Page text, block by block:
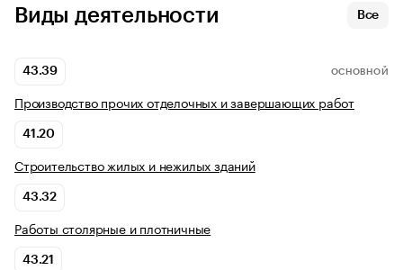
Виды деятельности Все
43.39 ОСНОВНОЙ
Производство прочих отделочных и завершающих работ
41.20
Строительство жилых и нежилых зданий
43.32
Работы столярные и плотничные
43.21